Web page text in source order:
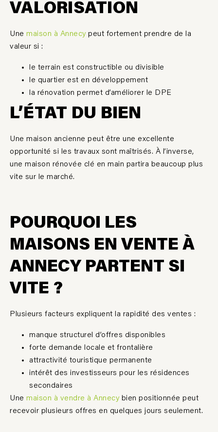
VALORISATION
Une maison à Annecy peut fortement prendre de la
valeur si :
le terrain est constructible ou divisible
le quartier est en développement
la rénovation permet d’améliorer le DPE
L’ÉTAT DU BIEN
Une maison ancienne peut être une excellente
opportunité si les travaux sont maîtrisés. À l’inverse,
une maison rénovée clé en main partira beaucoup plus
vite sur le marché.
POURQUOI LES
MAISONS EN VENTE À
ANNECY PARTENT SI
VITE ?
Plusieurs facteurs expliquent la rapidité des ventes :
manque structurel d’offres disponibles
forte demande locale et frontalière
attractivité touristique permanente
intérêt des investisseurs pour les résidences
secondaires
Une maison à vendre à Annecy bien positionnée peut
recevoir plusieurs offres en quelques jours seulement.